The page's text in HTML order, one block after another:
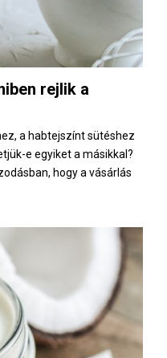
rejlik a
a habtejszínt sütéshez
e egyiket a másikkal?
hogy a vásárlás